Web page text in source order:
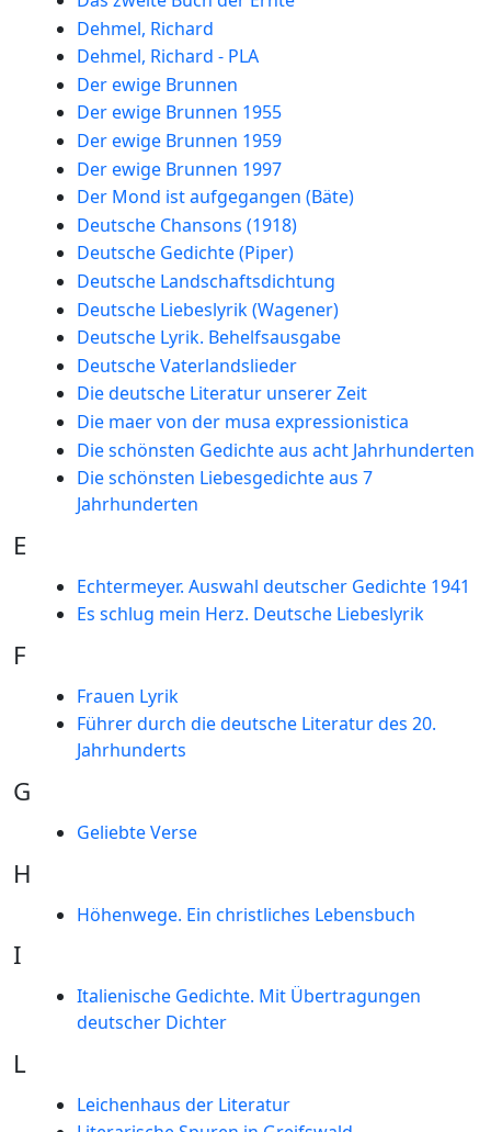
Dehmel, Richard
Dehmel, Richard - PLA
Der ewige Brunnen
Der ewige Brunnen 1955
Der ewige Brunnen 1959
Der ewige Brunnen 1997
Der Mond ist aufgegangen (Bäte)
Deutsche Chansons (1918)
Deutsche Gedichte (Piper)
Deutsche Landschaftsdichtung
Deutsche Liebeslyrik (Wagener)
Deutsche Lyrik. Behelfsausgabe
Deutsche Vaterlandslieder
Die deutsche Literatur unserer Zeit
Die maer von der musa expressionistica
Die schönsten Gedichte aus acht Jahrhunderten
Die schönsten Liebesgedichte aus 7
Jahrhunderten
E
Echtermeyer. Auswahl deutscher Gedichte 1941
Es schlug mein Herz. Deutsche Liebeslyrik
F
Frauen Lyrik
Führer durch die deutsche Literatur des 20.
Jahrhunderts
G
Geliebte Verse
H
Höhenwege. Ein christliches Lebensbuch
I
Italienische Gedichte. Mit Übertragungen
deutscher Dichter
L
Leichenhaus der Literatur